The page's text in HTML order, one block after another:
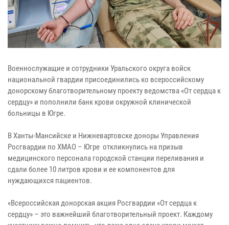
Военнослужащие и сотрудники Уральского округа войск
национальной гвардии присоединились ко всероссийскому
донорскому благотворительному проекту ведомства «От сердца к
сердцу» и пополнили банк крови окружной клинической
больницы в Югре.
В Ханты-Мансийске и Нижневартовске доноры Управления
Росгвардии по ХМАО – Югре откликнулись на призыв
медицинского персонала городской станции переливания и
сдали более 10 литров крови и ее компонентов для
нуждающихся пациентов.
«Всероссийская донорская акция Росгвардии «От сердца к
сердцу» – это важнейший благотворительный проект. Каждому